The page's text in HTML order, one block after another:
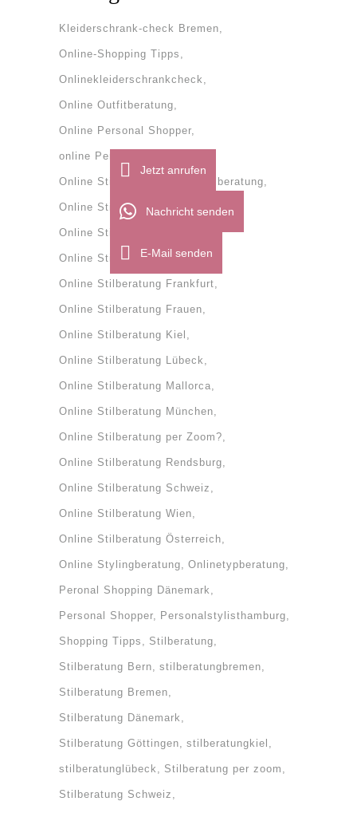
Kleiderschrank-check Bremen
Online-Shopping Tipps
Onlinekleiderschrankcheck
Online Outfitberatung
Online Personal Shopper
online Personal Shopping
Online Stilberatung onlinestilberatung
Online Stilberatung Bremen
Online Stilberatung Dänemark
Online Stilberatung Flensburg
Online Stilberatung Frankfurt
Online Stilberatung Frauen
Online Stilberatung Kiel
Online Stilberatung Lübeck
Online Stilberatung Mallorca
Online Stilberatung München
Online Stilberatung per Zoom?
Online Stilberatung Rendsburg
Online Stilberatung Schweiz
Online Stilberatung Wien
Online Stilberatung Österreich
Online Stylingberatung Onlinetypberatung
Peronal Shopping Dänemark
Personal Shopper Personalstylisthamburg
Shopping Tipps Stilberatung
Stilberatung Bern stilberatungbremen
Stilberatung Bremen
Stilberatung Dänemark
Stilberatung Göttingen stilberatungkiel
stilberatunglübeck Stilberatung per zoom
Stilberatung Schweiz
Jetzt anrufen
Nachricht senden
E-Mail senden